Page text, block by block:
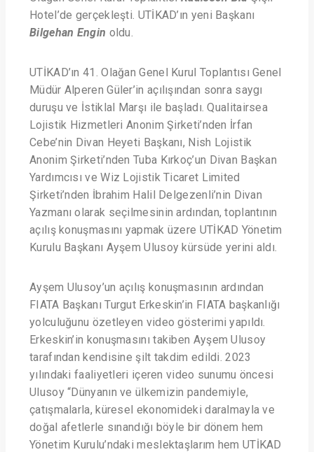
Hotel’de gerçekleşti. UTİKAD’ın yeni Başkanı
Bilgehan Engin oldu.
UTİKAD’ın 41. Olağan Genel Kurul Toplantısı Genel
Müdür Alperen Güler’in açılışından sonra saygı
duruşu ve İstiklal Marşı ile başladı. Qualitairsea
Lojistik Hizmetleri Anonim Şirketi’nden İrfan
Cebe’nin Divan Heyeti Başkanı, Nish Lojistik
Anonim Şirketi’nden Tuba Kırkoç’un Divan Başkan
Yardımcısı ve Wiz Lojistik Ticaret Limited
Şirketi’nden İbrahim Halil Delgezenli’nin Divan
Yazmanı olarak seçilmesinin ardından, toplantının
açılış konuşmasını yapmak üzere UTİKAD Yönetim
Kurulu Başkanı Ayşem Ulusoy kürsüde yerini aldı.
Ayşem Ulusoy’un açılış konuşmasının ardından
FIATA Başkanı Turgut Erkeskin’in FIATA başkanlığı
yolculuğunu özetleyen video gösterimi yapıldı.
Erkeskin’in konuşmasını takiben Ayşem Ulusoy
tarafından kendisine şilt takdim edildi. 2023
yılındaki faaliyetleri içeren video sunumu öncesi
Ulusoy “Dünyanın ve ülkemizin pandemiyle,
çatışmalarla, küresel ekonomideki daralmayla ve
doğal afetlerle sınandığı böyle bir dönem hem
Yönetim Kurulu’ndaki meslektaşlarım hem UTİKAD